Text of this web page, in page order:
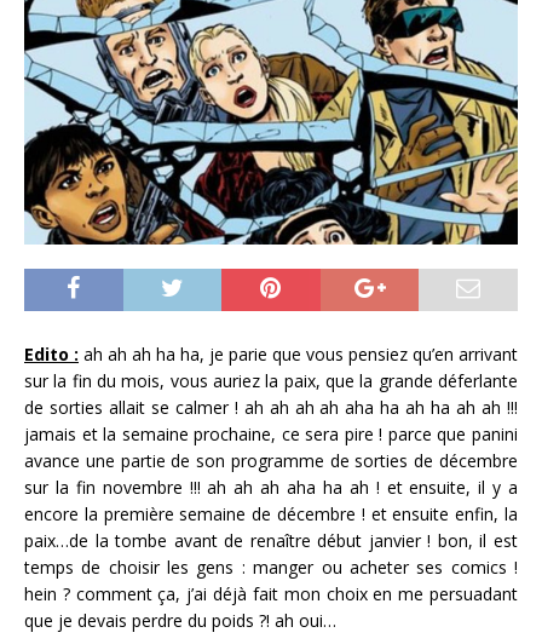
Edito : ah ah ah ha ha, je parie que vous pensiez qu’en arrivant
sur la fin du mois, vous auriez la paix, que la grande déferlante
de sorties allait se calmer ! ah ah ah ah aha ha ah ha ah ah !!!
jamais et la semaine prochaine, ce sera pire ! parce que panini
avance une partie de son programme de sorties de décembre
sur la fin novembre !!! ah ah ah aha ha ah ! et ensuite, il y a
encore la première semaine de décembre ! et ensuite enfin, la
paix…de la tombe avant de renaître début janvier ! bon, il est
temps de choisir les gens : manger ou acheter ses comics !
hein ? comment ça, j’ai déjà fait mon choix en me persuadant
que je devais perdre du poids ?! ah oui…